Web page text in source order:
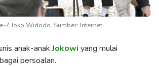
7 Joko Widodo. Sumber: Internet
anak-anakJokowi yang mulai
persoalan.